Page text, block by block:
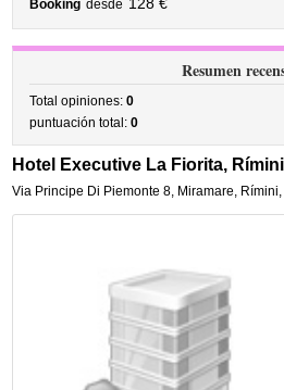
Booking desde
Resumen
Total opiniones:0
puntuación total:0
Hotel Executive La Fiorita, Rímini
Via Principe Di Piemonte 8, Miramare, Rímini